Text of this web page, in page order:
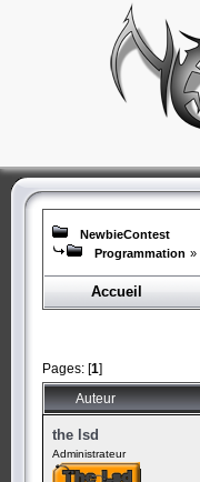
NewbieContest
Programmation »
Accueil
Pages: [1]
Auteur
the lsd
Administrateur